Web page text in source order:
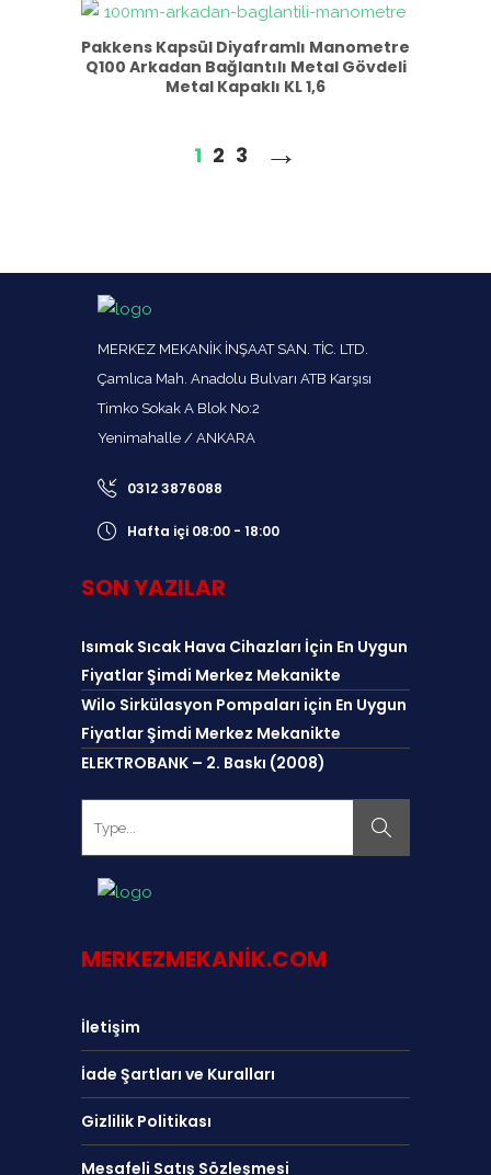
Pakkens Kapsül Diyaframlı Manometre
Q100 Arkadan Bağlantılı Metal Gövdeli
Metal Kapaklı KL 1,6
1 2 3 →
MERKEZ MEKANİK İNŞAAT SAN. TİC. LTD.
Çamlıca Mah. Anadolu Bulvarı ATB Karşısı
Timko Sokak A Blok No:2
Yenimahalle / ANKARA
0312 3876088
Hafta içi 08:00 - 18:00
SON YAZILAR
Isımak Sıcak Hava Cihazları İçin En Uygun
Fiyatlar Şimdi Merkez Mekanikte
Wilo Sirkülasyon Pompaları için En Uygun
Fiyatlar Şimdi Merkez Mekanikte
ELEKTROBANK – 2. Baskı (2008)
MERKEZMEKANIK.COM
İletişim
İade Şartları ve Kuralları
Gizlilik Politikası
Mesafeli Satış Sözleşmesi